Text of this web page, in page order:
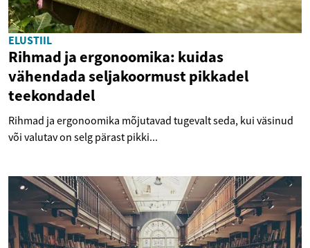
ELUSTIIL
Rihmad ja ergonoomika: kuidas
vähendada seljakoormust pikkadel
teekondadel
Rihmad ja ergonoomika mõjutavad tugevalt seda, kui väsinud
või valutav on selg pärast pikki...